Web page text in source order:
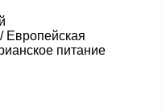
Европейская
питание